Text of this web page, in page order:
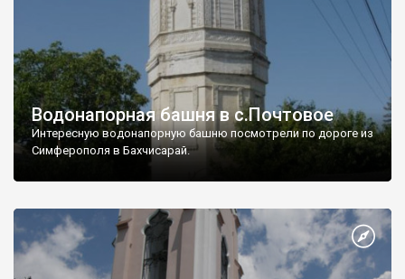
Водонапорная башня в с.Почтовое
Интересную водонапорную башню посмотрели по дороге из
Симферополя в Бахчисарай.